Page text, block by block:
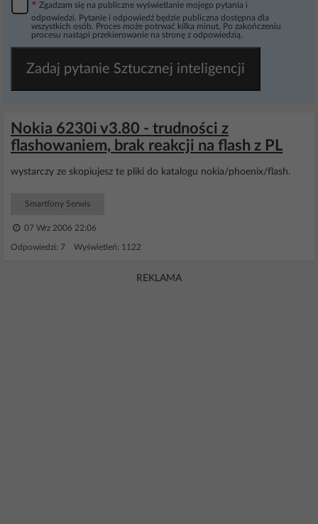
* Zgadzam się na publiczne wyświetlanie mojego pytania i
odpowiedzi. Pytanie i odpowiedź będzie publiczna dostępna dla
wszystkich osób. Proces może potrwać kilka minut. Po zakończeniu
procesu nastąpi przekierowanie na stronę z odpowiedzią.
Zadaj pytanie Sztucznej inteligencji
Nokia 6230i v3.80 - trudności z
flashowaniem, brak reakcji na flash z PL
wystarczy ze skopiujesz te pliki do katalogu nokia/phoenix/flash.
Smartfony Serwis
07 Wrz 2006 22:06
Odpowiedzi: 7 Wyświetleń: 1122
REKLAMA